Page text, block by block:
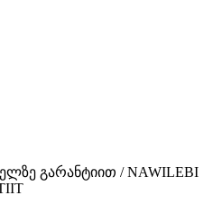
გარანტიით / NAWILEBI